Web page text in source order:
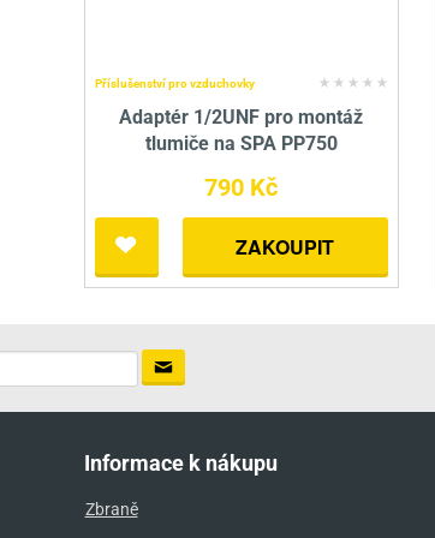
Příslušenství pro vzduchovky
Adaptér 1/2UNF pro montáž
tlumiče na SPA PP750
790 Kč
ZAKOUPIT
Informace k nákupu
Zbraně